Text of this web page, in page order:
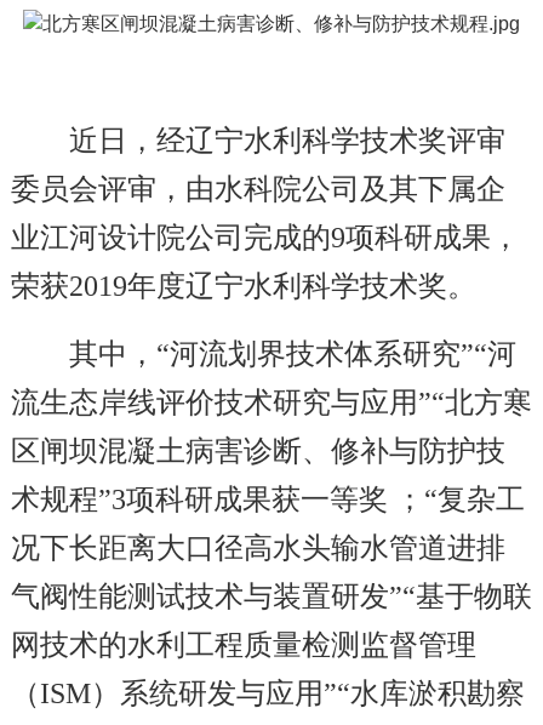
近日，经辽宁水利科学技术奖评审
委员会评审，由水科院公司及其下属企
业江河设计院公司完成的9项科研成果，
荣获2019年度辽宁水利科学技术奖。
其中，“河流划界技术体系研究”“河
流生态岸线评价技术研究与应用”“北方寒
区闸坝混凝土病害诊断、修补与防护技
术规程”3项科研成果获一等奖 ；“复杂工
况下长距离大口径高水头输水管道进排
气阀性能测试技术与装置研发”“基于物联
网技术的水利工程质量检测监督管理
（ISM）系统研发与应用”“水库淤积勘察